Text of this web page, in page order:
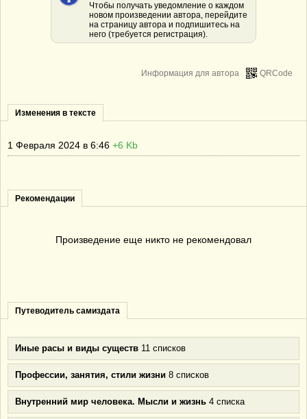
Чтобы получать уведомление о каждом
новом произведении автора, перейдите
на страницу автора и подпишитесь на
него (требуется регистрация).
QRCode
Информация для автора
Изменения в тексте
1 Февраля 2024 в 6:46 +6 Kb
Рекомендации
Произведение еще никто не рекомендовал
Путеводитель самиздата
Иные расы и виды существ 11 списков
Профессии, занятия, стили жизни 8 списков
Внутренний мир человека. Мысли и жизнь 4 списка